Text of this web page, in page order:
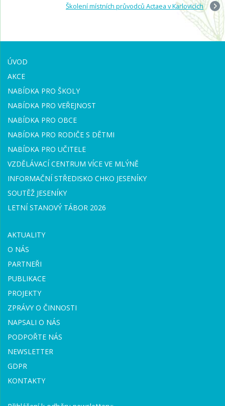
Školení místních průvodců Actaea v Karlovicích
ÚVOD
AKCE
NABÍDKA PRO ŠKOLY
NABÍDKA PRO VEŘEJNOST
NABÍDKA PRO OBCE
NABÍDKA PRO RODIČE S DĚTMI
NABÍDKA PRO UČITELE
VZDĚLÁVACÍ CENTRUM VÍCE VE MLÝNĚ
INFORMAČNÍ STŘEDISKO CHKO JESENÍKY
SOUTĚŽ JESENÍKY
LETNÍ STANOVÝ TÁBOR 2026
AKTUALITY
O NÁS
PARTNEŘI
PUBLIKACE
PROJEKTY
ZPRÁVY O ČINNOSTI
NAPSALI O NÁS
PODPOŘTE NÁS
NEWSLETTER
GDPR
KONTAKTY